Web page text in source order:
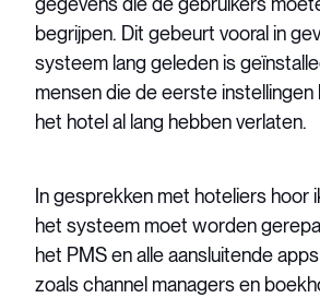
begrijpen. Dit gebeurt vooral in
systeem lang geleden is
mensen die de eerste
het hotel al lang hebben verlaten.
In gesprekken met hoteliers hoor
het systeem moet worden
het PMS en alle aansluitende
zoals channel managers en